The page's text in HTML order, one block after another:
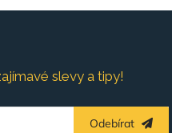
slevy a tipy!
Odebírat